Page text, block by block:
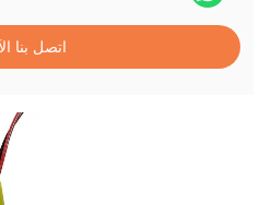
اتصل بنا